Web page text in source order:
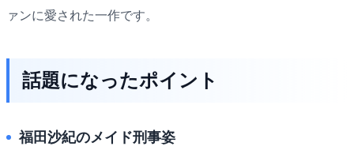
ァンに愛された一作です。
話題になったポイント
福田沙紀のメイド刑事姿